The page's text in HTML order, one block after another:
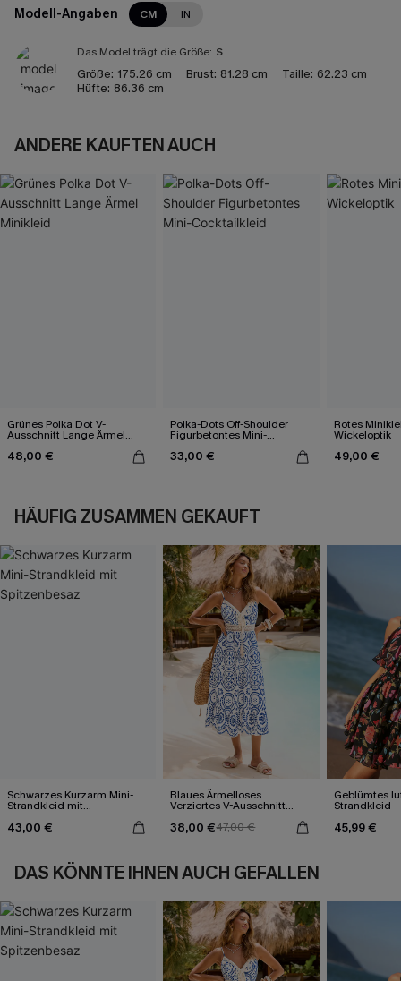
Modell-Angaben CM IN
Das Model trägt die Größe: S
Größe: 175.26 cm Brust: 81.28 cm Taille: 62.23 cm
Hüfte: 86.36 cm
ANDERE KAUFTEN AUCH
Grünes Polka Dot V-
Ausschnitt Lange Ärmel
48,00 €
Polka-Dots Off-Shoulder
Figurbetontes Mini-
Cocktailkleid
33,00 €
Rotes
Wickeloptik
49,00 €
HÄUFIG ZUSAMMEN GEKAUFT
Schwarzes Kurzarm Mini-
Strandkleid mit
43,00 €
Blaues Ärmelloses
Verziertes V-Ausschnitt
38,00 €47,00 €
Geblümtes
Strandkleid
45,99 €
DAS KÖNNTE IHNEN AUCH GEFALLEN